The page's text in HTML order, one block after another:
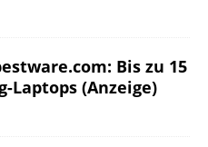
Bis zu 15
Laptops (Anzeige)